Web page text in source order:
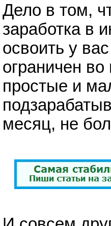
Дело в том,
заработка в
освоить у
ограничен
простые и
месяц, не